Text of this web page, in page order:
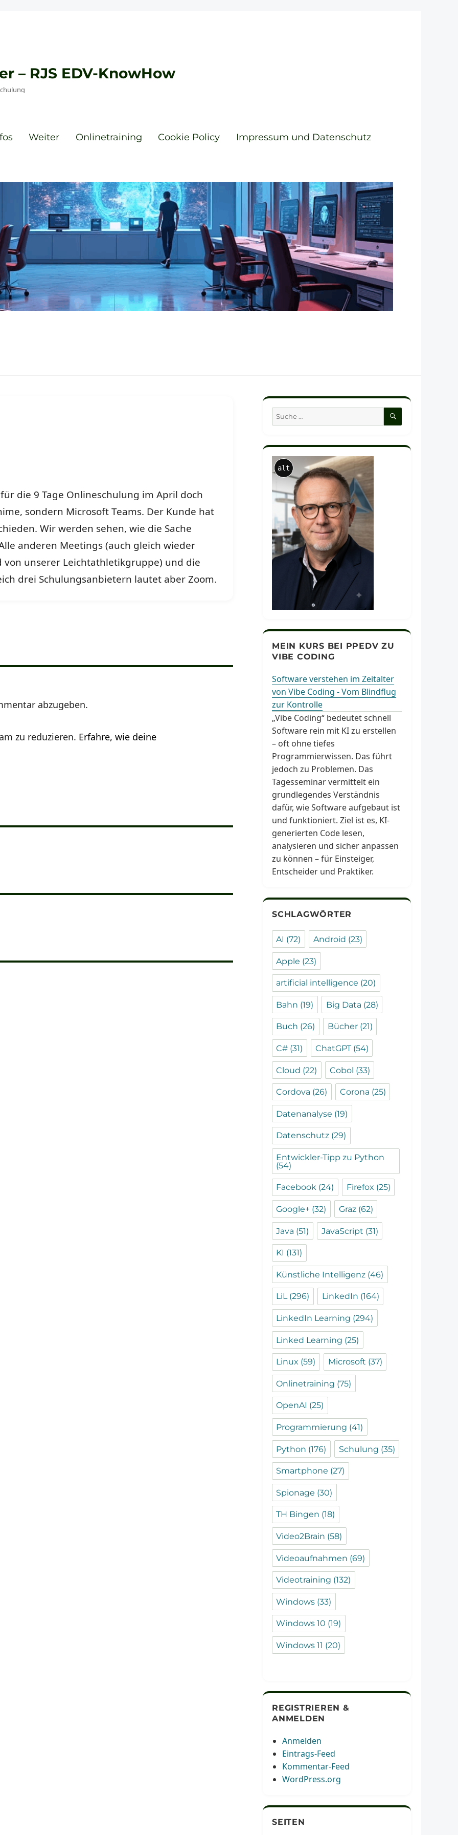
– RJS EDV-KnowHow
Weiter Onlinetraining Cookie Policy Impressum und Datenschutz
die 9 Tage Onlineschulung im April doch
sondern Microsoft Teams. Der Kunde hat
Wir werden sehen, wie die Sache
anderen Meetings (auch gleich wieder
von unserer Leichtathletikgruppe) und die
drei Schulungsanbietern lautet aber Zoom.
abzugeben.
zu reduzieren. Erfahre, wie deine
Suche
nach:
SUCHEN
alt
MEIN KURS BEI PPEDV ZU
VIBE CODING
Software verstehen im Zeitalter
von Vibe Coding - Vom Blindflug
zur Kontrolle
„Vibe Coding“ bedeutet schnell
Software rein mit KI zu erstellen
– oft ohne tiefes
Programmierwissen. Das führt
jedoch zu Problemen. Das
Tagesseminar vermittelt ein
grundlegendes Verständnis
dafür, wie Software aufgebaut ist
und funktioniert. Ziel ist es, KI-
generierten Code lesen,
analysieren und sicher anpassen
zu können – für Einsteiger,
Entscheider und Praktiker.
SCHLAGWÖRTER
AI (72) Android (23)
Apple (23)
artificial intelligence (20)
Bahn (19) Big Data (28)
Buch (26) Bücher(21)
C# (31) ChatGPT(54)
Cloud (22) Cobol (33)
Cordova (26) Corona (25)
Datenanalyse (19)
Datenschutz (29)
Entwickler-Tipp zu Python
(54)
Facebook (24) Firefox (25)
Google+ (32) Graz(62)
Java (51) JavaScript (31)
KI (131)
Künstliche Intelligenz (46)
LiL(296) LinkedIn (164)
LinkedIn Learning (294)
Linked Learning (25)
Linux (59) Microsoft (37)
Onlinetraining (75)
OpenAI (25)
Programmierung (41)
Python (176) Schulung (35)
Smartphone (27)
Spionage (30)
TH Bingen (18)
Video2Brain (58)
Videoaufnahmen (69)
Videotraining (132)
Windows (33)
Windows 10 (19)
Windows 11 (20)
REGISTRIEREN &
ANMELDEN
Anmelden
Eintrags-Feed
Kommentar-Feed
WordPress.org
SEITEN